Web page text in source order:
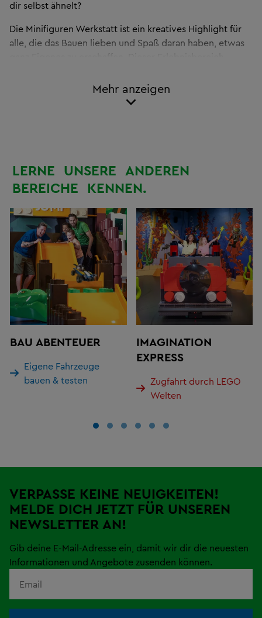
dir selbst ähnelt?
Die Minifiguren Werkstatt ist ein kreatives Highlight für
alle, die das Bauen lieben und Spaß daran haben, etwas
Discovery Centre Hamburg – mitten im
in der HafenCity.
Mehr anzeigen
LERNE UNSERE ANDEREN
BEREICHE KENNEN.
BAU ABENTEUER
Eigene Fahrzeuge
bauen & testen
IMAGINATION
EXPRESS
Zugfahrt durch LEGO
Welten
VERPASSE KEINE NEUIGKEITEN!
MELDE DICH JETZT FÜR UNSEREN
NEWSLETTER AN!
Gib deine E-Mail-Adresse ein, damit wir dir die neuesten
Informationen und Angebote zusenden können.